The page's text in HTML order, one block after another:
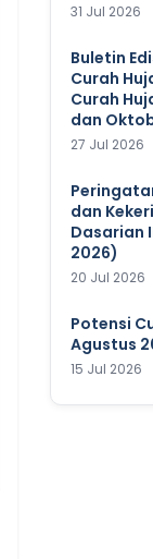
31 Jul 2026
Buletin
Curah
Curah
dan
27 Jul 2026
dan
Dasarian
2026)
20 Jul 2026
Potensi
Agustus
15 Jul 2026